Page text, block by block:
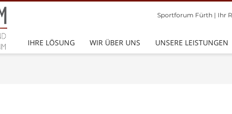
Dienstag, Mittwoch
Sportforum Fürth | Ihr
IHRE LÖSUNG WIR ÜBER UNS UNSERE LEISTUNGEN